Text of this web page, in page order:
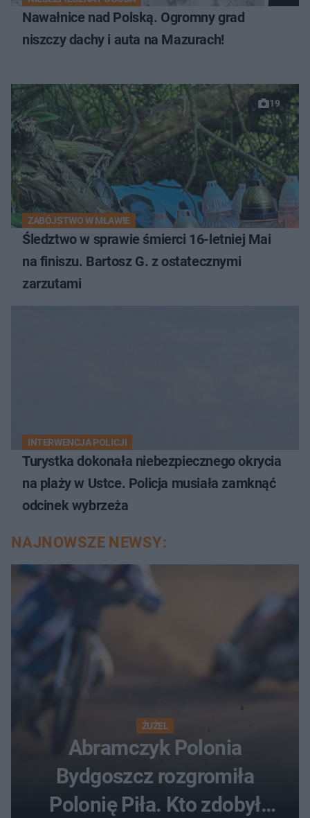
Nawałnice nad Polską. Ogromny grad
niszczy dachy i auta na Mazurach!
19
ZABÓJSTWO W MŁAWIE
Śledztwo w sprawie śmierci 16-letniej Mai
na finiszu. Bartosz G. z ostatecznymi
zarzutami
INTERWENCJA POLICJI
Turystka dokonała niebezpiecznego okrycia
na plaży w Ustce. Policja musiała zamknąć
odcinek wybrzeża
NAJNOWSZE NEWSY:
ŻUŻEL
Abramczyk Polonia
Bydgoszcz rozgromiła
Polonię Piła. Kto zdobył